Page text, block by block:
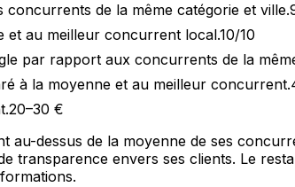
de la même catégorie et ville.
et au meilleur concurrent local.10/10
par rapport aux concurrents de la
à la moyenne et au meilleur concurrent.
20–30 €
au-dessus de la moyenne de ses
transparence envers ses clients. Le